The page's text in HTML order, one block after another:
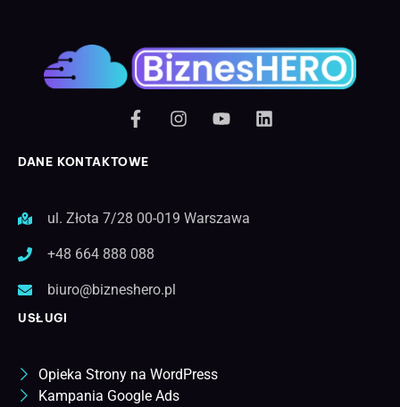
DANE KONTAKTOWE
ul. Złota 7/28 00-019 Warszawa
+48 664 888 088
biuro@bizneshero.pl
USŁUGI
Opieka Strony na WordPress
Kampania Google Ads